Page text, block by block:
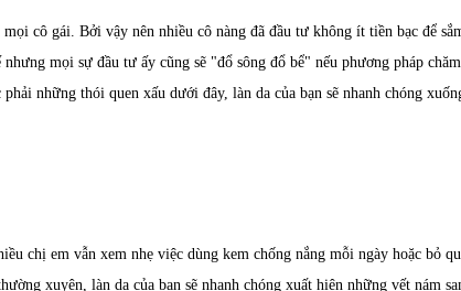
cô gái. Bởi vậy nên nhiều cô nàng đã đầu tư không ít tiền bạc để
mọi sự đầu tư ấy cũng sẽ "đổ sông đổ bể" nếu phương pháp
những thói quen xấu dưới đây, làn da của bạn sẽ nhanh chóng
chị em vẫn xem nhẹ việc dùng kem chống nắng mỗi ngày hoặc bỏ
xuyên, làn da của bạn sẽ nhanh chóng xuất hiện những vết nám